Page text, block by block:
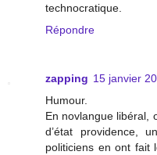
technocratique.
Répondre
zapping 15 janvier
Humour.
En novlangue libéral,
d’état providence,
politiciens en ont fait